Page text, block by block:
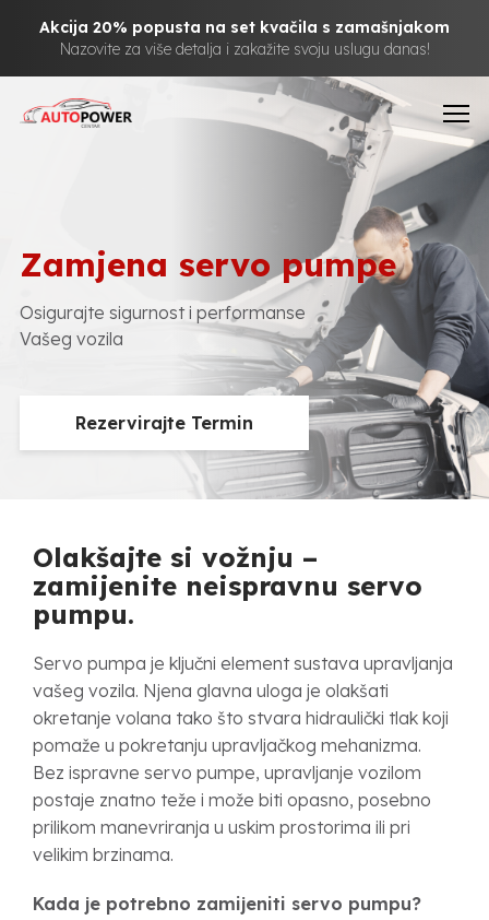
Akcija 20% popusta na set kvačila s zamašnjakom
Nazovite za više detalja i zakažite svoju uslugu danas!
Zamjena servo pumpe
Osigurajte sigurnost i performanse
Vašeg vozila
Rezervirajte Termin
Olakšajte si vožnju –
zamijenite neispravnu servo
pumpu.
Servo pumpa je ključni element sustava upravljanja
vašeg vozila. Njena glavna uloga je olakšati
okretanje volana tako što stvara hidraulički tlak koji
pomaže u pokretanju upravljačkog mehanizma.
Bez ispravne servo pumpe, upravljanje vozilom
postaje znatno teže i može biti opasno, posebno
prilikom manevriranja u uskim prostorima ili pri
velikim brzinama.
Kada je potrebno zamijeniti servo pumpu?